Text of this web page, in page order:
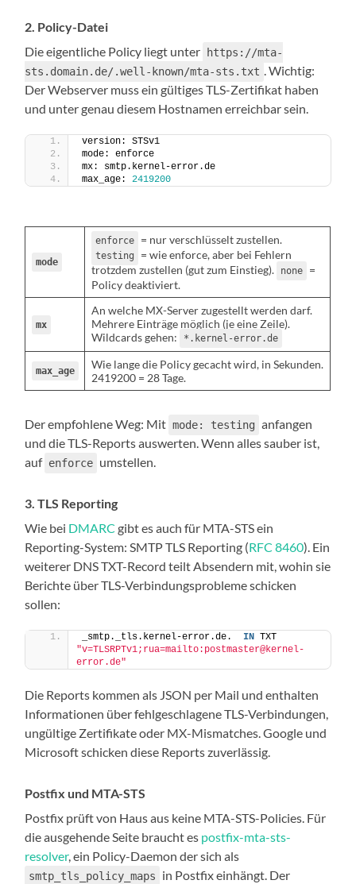
2. Policy-Datei
Die eigentliche Policy liegt unter
https://mta-
sts.domain.de/.well-known/mta-sts.txt . Wichtig:
Der Webserver muss ein gültiges TLS-Zertifikat haben
und unter genau diesem Hostnamen erreichbar sein.
version: STSv1
mode: enforce
mx: smtp.kernel-error.de
max_age: 2419200
mode
enforce = nur verschlüsselt zustellen.
testing
= wie enforce, aber bei Fehlern
trotzdem zustellen (gut zum Einstieg).
none
=
Policy deaktiviert.
mx
An welche MX-Server zugestellt werden darf.
Mehrere Einträge möglich (je eine Zeile).
Wildcards gehen:
*.kernel-error.de
max_age
Wie lange die Policy gecacht wird, in Sekunden.
2419200 = 28 Tage.
Der empfohlene Weg: Mit mode: testing anfangen
und die TLS-Reports auswerten. Wenn alles sauber ist,
auf enforce umstellen.
3. TLS Reporting
Wie bei DMARC gibt es auch für MTA-STS ein
Reporting-System: SMTP TLS Reporting (RFC 8460). Ein
weiterer DNS TXT-Record teilt Absendern mit, wohin sie
Berichte über TLS-Verbindungsprobleme schicken
sollen:
_smtp._tls.kernel-error.de. IN
"v=TLSRPTv1;rua=mailto:postmaster@kernel-
error.de"
Die Reports kommen als JSON per Mail und enthalten
Informationen über fehlgeschlagene TLS-Verbindungen,
ungültige Zertifikate oder MX-Mismatches. Google und
Microsoft schicken diese Reports zuverlässig.
Postfix und MTA-STS
Postfix prüft von Haus aus keine MTA-STS-Policies. Für
die ausgehende Seite braucht es postfix-mta-sts-
resolver, ein Policy-Daemon der sich als
smtp_tls_policy_maps
in Postfix einhängt. Der